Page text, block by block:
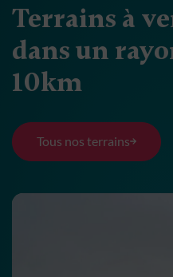
Terrains à
dans un
10km
Tous nos terrains